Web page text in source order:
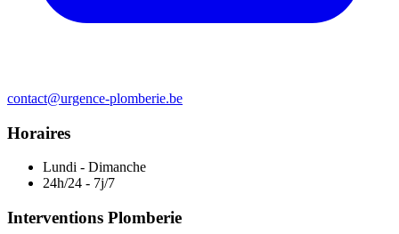
contact@urgence-plomberie.be
Horaires
Lundi - Dimanche
24h/24 - 7j/7
Interventions Plomberie